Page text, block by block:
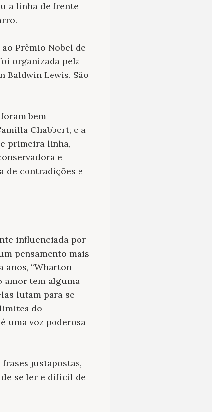
a linha de frente
Prêmio Nobel de
organizada pela
Baldwin Lewis. São
bem
Chabbert; e a
primeira linha,
e
de contradições e
influenciada por
pensamento mais
anos, “Wharton
amor tem alguma
lutam para se
do
uma voz poderosa
justapostas,
se ler e difícil de